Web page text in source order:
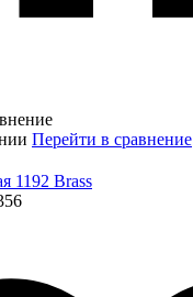
Перейти в сравнение
1192 Brass